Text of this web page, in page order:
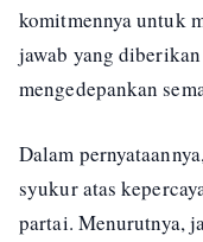
komitmennya untuk
jawab yang
mengedepankan
Dalam
syukur atas
partai. Menurutnya,